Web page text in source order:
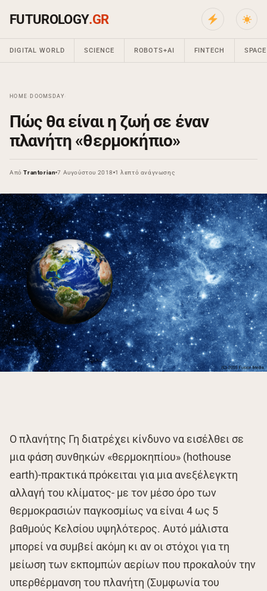
FUTUROLOGY.GR
DIGITAL WORLD SCIENCE ROBOTS+AI FINTECH SPACE
HOME DOOMSDAY
Πώς θα είναι η ζωή σε έναν
πλανήτη «θερμοκήπιο»
ΑπόTrantorian 7 Αυγούστου 2018 1 λεπτό ανάγνωσης
Ο πλανήτης Γη διατρέχει κίνδυνο να εισέλθει σε
μια φάση συνθηκών «θερμοκηπίου» (hothouse
earth)-πρακτικά πρόκειται για μια ανεξέλεγκτη
αλλαγή του κλίματος- με τον μέσο όρο των
θερμοκρασιών παγκοσμίως να είναι 4 ως 5
βαθμούς Κελσίου υψηλότερος. Αυτό μάλιστα
μπορεί να συμβεί ακόμη κι αν οι στόχοι για τη
μείωση των εκπομπών αερίων που προκαλούν την
υπερθέρμανση του πλανήτη (Συμφωνία του